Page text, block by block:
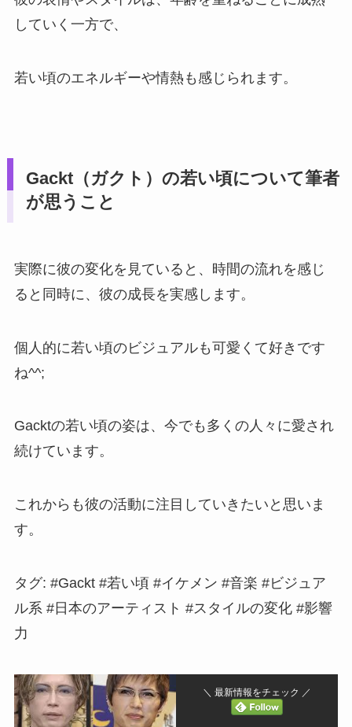
していく一方で、
若い頃のエネルギーや情熱も感じられます。
Gackt（ガクト）の若い頃について筆者
が思うこと
実際に彼の変化を見ていると、時間の流れを感じ
ると同時に、彼の成長を実感します。
個人的に若い頃のビジュアルも可愛くて好きです
ね^^;
Gacktの若い頃の姿は、今でも多くの人々に愛され
続けています。
これからも彼の活動に注目していきたいと思いま
す。
タグ: #Gackt #若い頃 #イケメン #音楽 #ビジュア
ル系 #日本のアーティスト #スタイルの変化 #影響
力
＼ 最新情報をチェック ／